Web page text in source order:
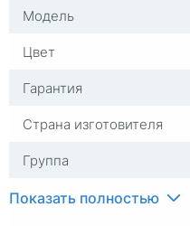
Модель
Цвет
Гарантия
Страна изготовителя
Группа
Количество в упаковке,
Показать полностью